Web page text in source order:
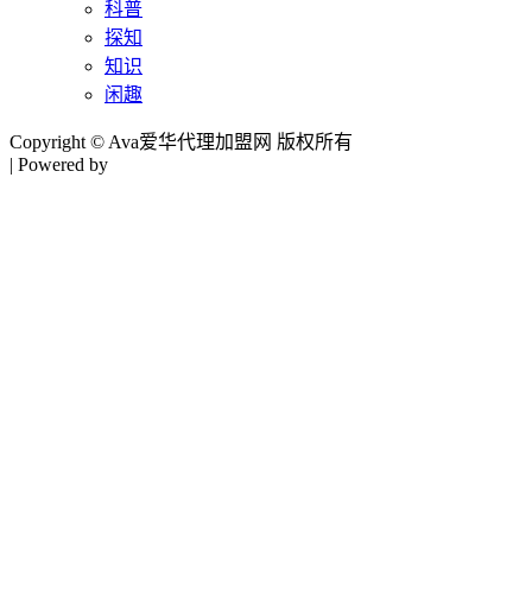
科普
探知
知识
闲趣
Copyright © Ava爱华代理加盟网 版权所有
| Powered by